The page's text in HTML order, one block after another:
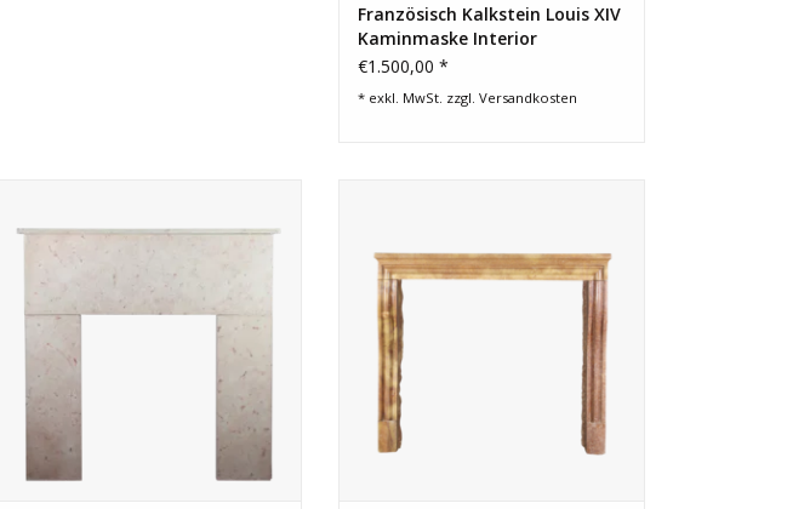
Französisch Kalkstein Louis XIV
Kaminmaske Interior
€1.500,00 *
* exkl. MwSt. zzgl.Versandkosten
ZUM WARENKORB HINZUFÜGEN
ZUM WARENKORB HINZUFÜGEN